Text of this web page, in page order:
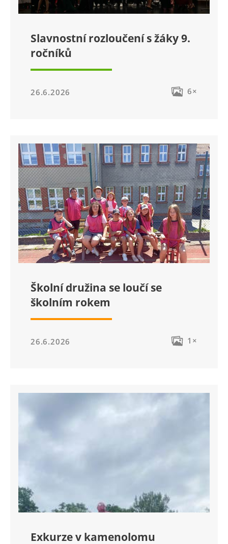
Slavnostní rozloučení s žáky 9.
ročníků
26.6.2026 6×
Školní družina se loučí se
školním rokem
26.6.2026 1×
Exkurze v kamenolomu